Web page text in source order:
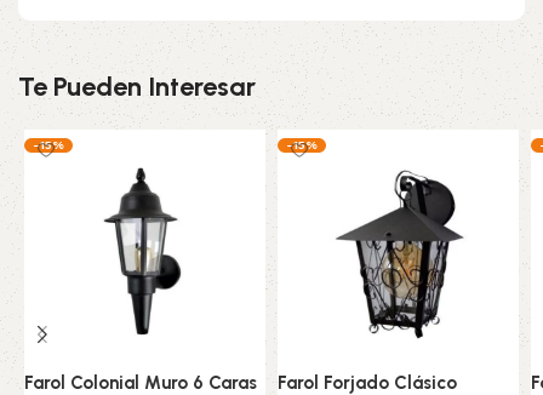
Te Pueden Interesar
-15%
Farol Colonial Muro 6 Caras
-15%
Farol Forjado Clásico